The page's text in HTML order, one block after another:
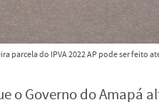
parcela do IPVA 2022 AP pode ser feito
o Governo do Amapá